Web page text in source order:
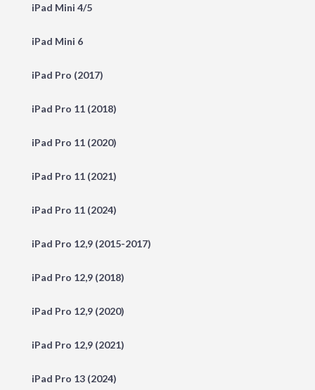
iPad Mini 4/5
iPad Mini 6
iPad Pro (2017)
iPad Pro 11 (2018)
iPad Pro 11 (2020)
iPad Pro 11 (2021)
iPad Pro 11 (2024)
iPad Pro 12,9 (2015-2017)
iPad Pro 12,9 (2018)
iPad Pro 12,9 (2020)
iPad Pro 12,9 (2021)
iPad Pro 13 (2024)